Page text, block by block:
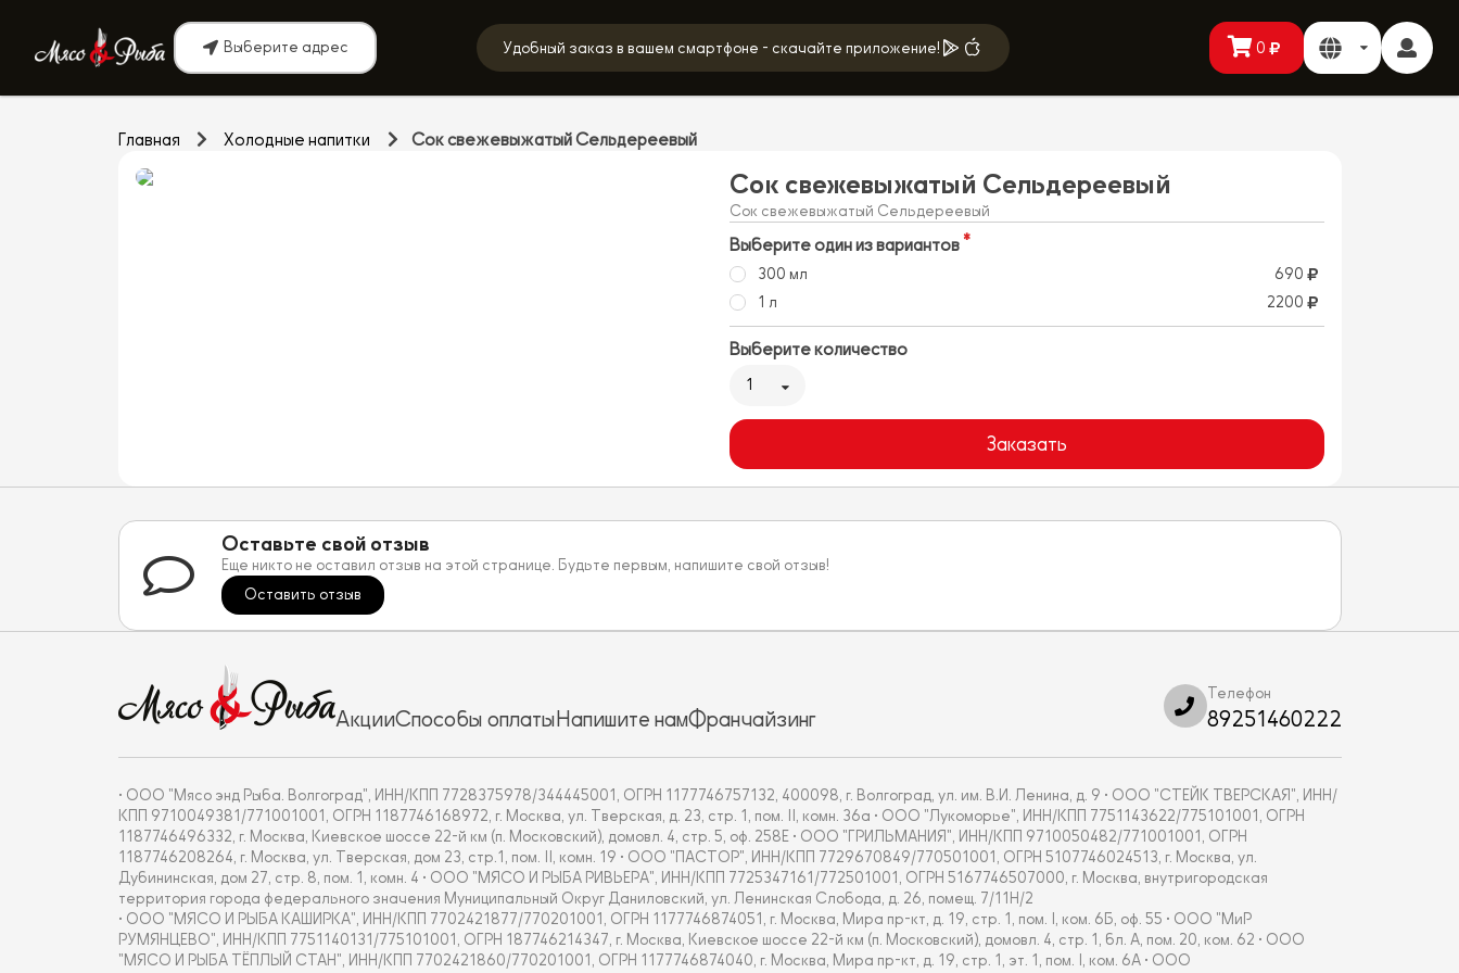
Выберите адрес Удобный заказ в вашем смартфоне - скачайте приложение! 0
Главная Холодные напитки Сок свежевыжатый Сельдереевый
Сок свежевыжатый Сельдереевый
Сок свежевыжатый Сельдереевый
Выберите один из вариантов
300 мл
690
1 л
2200
Выберите количество
1
Заказать
Оставьте свой отзыв
Еще никто не оставил отзыв на этой странице. Будьте первым, напишите свой отзыв!
Оставить отзыв
АкцииСпособы оплатыНапишите намФранчайзинг
Телефон
89251460222
• ООО "Мясо энд Рыба. Волгоград", ИНН/КПП 7728375978/344445001, ОГРН 1177746757132, 400098, г. Волгоград, ул. им. В.И. Ленина, д. 9 • ООО "СТЕЙК ТВЕРСКАЯ", ИНН/
КПП 9710049381/771001001, ОГРН 1187746168972, г. Москва, ул. Тверская, д. 23, стр. 1, пом. II, комн. 36а • ООО "Лукоморье", ИНН/КПП 7751143622/775101001, ОГРН
1187746496332, г. Москва, Киевское шоссе 22-й км (п. Московский), домовл. 4, стр. 5, оф. 258Е • ООО "ГРИЛЬМАНИЯ", ИНН/КПП 9710050482/771001001, ОГРН
1187746208264, г. Москва, ул. Тверская, дом 23, стр.1, пом. II, комн. 19 • ООО "ПАСТОР", ИНН/КПП 7729670849/770501001, ОГРН 5107746024513, г. Москва, ул.
Дубининская, дом 27, стр. 8, пом. 1, комн. 4 • ООО "МЯСО И РЫБА РИВЬЕРА", ИНН/КПП 7725347161/772501001, ОГРН 5167746507000, г. Москва, внутригородская
территория города федерального значения Муниципальный Округ Даниловский, ул. Ленинская Слобода, д. 26, помещ. 7/11Н/2
• ООО "МЯСО И РЫБА КАШИРКА", ИНН/КПП 7702421877/770201001, ОГРН 1177746874051, г. Москва, Мира пр-кт, д. 19, стр. 1, пом. I, ком. 6Б, оф. 55 • ООО "МиР
РУМЯНЦЕВО", ИНН/КПП 7751140131/775101001, ОГРН 187746214347, г. Москва, Киевское шоссе 22-й км (п. Московский), домовл. 4, стр. 1, бл. А, пом. 20, ком. 62 • ООО
"МЯСО И РЫБА ТЁПЛЫЙ СТАН", ИНН/КПП 7702421860/770201001, ОГРН 1177746874040, г. Москва, Мира пр-кт, д. 19, стр. 1, эт. 1, пом. I, ком. 6А • ООО